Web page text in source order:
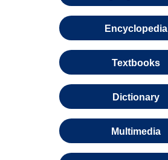
Encyclopedia
Textbooks
Dictionary
Multimedia